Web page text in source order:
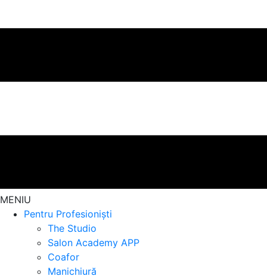
MENIU
Pentru Profesioniști
The Studio
Salon Academy APP
Coafor
Manichiură